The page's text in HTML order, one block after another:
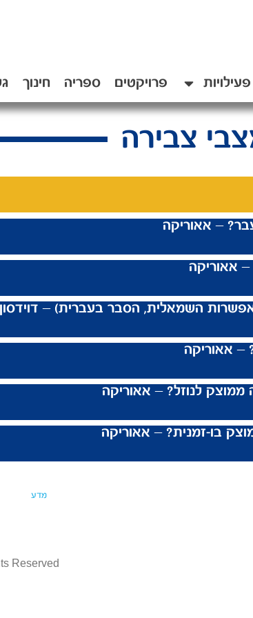
פעילויות פרויקטים ספריה חינוך
צבירה
– אאוריקה
אאוריקה
השמאלית, הסבר בעברית) – דוידסון
– אאוריקה
לנוזל? – אאוריקה
בו-זמנית? – אאוריקה
מדע
Reserved